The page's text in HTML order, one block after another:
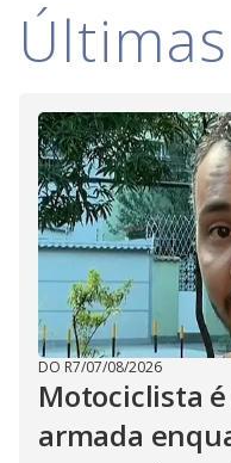
Últimas
DO R7/07/08/2026
Motociclista
armada